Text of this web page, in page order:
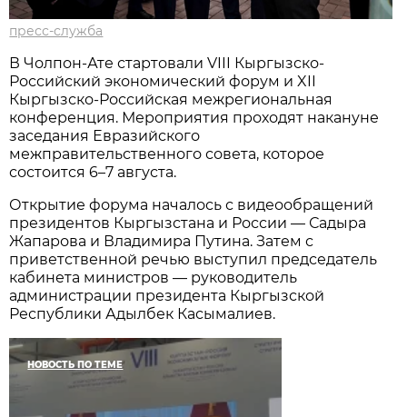
пресс-служба
В Чолпон-Ате стартовали VIII Кыргызско-
Российский экономический форум и XII
Кыргызско-Российская межрегиональная
конференция. Мероприятия проходят накануне
заседания Евразийского
межправительственного совета, которое
состоится 6–7 августа.
Открытие форума началось с видеообращений
президентов Кыргызстана и России — Садыра
Жапарова и Владимира Путина. Затем с
приветственной речью выступил председатель
кабинета министров — руководитель
администрации президента Кыргызской
Республики Адылбек Касымалиев.
НОВОСТЬ ПО ТЕМЕ